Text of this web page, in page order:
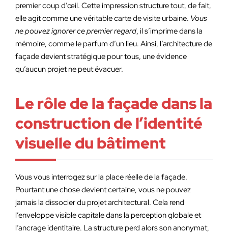
premier coup d’œil. Cette impression structure tout, de fait,
elle agit comme une véritable carte de visite urbaine. Vous
ne pouvez ignorer ce premier regard, il s’imprime dans la
mémoire, comme le parfum d’un lieu. Ainsi, l’architecture de
façade devient stratégique pour tous, une évidence
qu’aucun projet ne peut évacuer.
Le rôle de la façade dans la
construction de l’identité
visuelle du bâtiment
Vous vous interrogez sur la place réelle de la façade.
Pourtant une chose devient certaine, vous ne pouvez
jamais la dissocier du projet architectural. Cela rend
l’enveloppe visible capitale dans la perception globale et
l’ancrage identitaire. La structure perd alors son anonymat,